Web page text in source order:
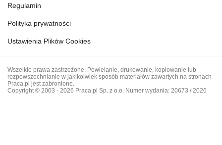
Regulamin
Polityka prywatności
Ustawienia Plików Cookies
Wszelkie prawa zastrzeżone. Powielanie, drukowanie, kopiowanie lub
rozpowszechnianie w jakikolwiek sposób materiałów zawartych na stronach
Praca.pl jest zabronione.
Copyright © 2003 - 2026 Praca.pl Sp. z o.o. Numer wydania: 20673 / 2026